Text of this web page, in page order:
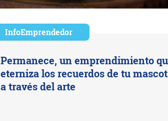
InfoEmprendedor
Permanece, un emprendimiento
eterniza los recuerdos de tu
a través del arte